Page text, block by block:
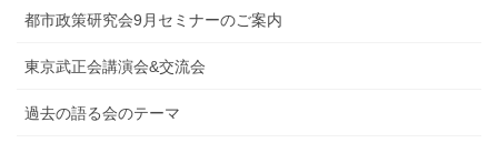
都市政策研究会9月セミナーのご案内
東京武正会講演会&交流会
過去の語る会のテーマ